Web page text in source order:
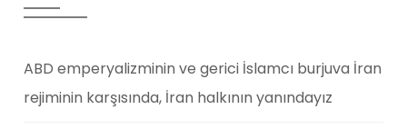
ABD emperyalizminin ve gerici İslamcı burjuva İran
rejiminin karşısında, İran halkının yanındayız